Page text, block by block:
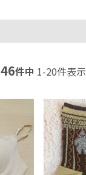
46件中 1-20件表示